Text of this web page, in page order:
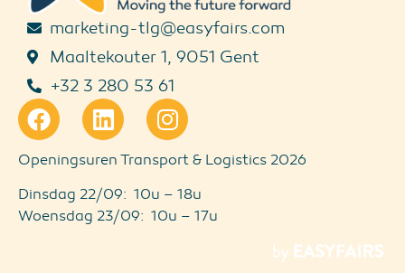
marketing-tlg@easyfairs.com
Maaltekouter 1, 9051 Gent
+32 3 280 53 61
Openingsuren Transport & Logistics 2026
Dinsdag 22/09: 10u – 18u
Woensdag 23/09: 10u – 17u